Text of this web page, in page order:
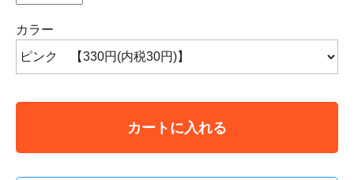
カラー
カートに入れる